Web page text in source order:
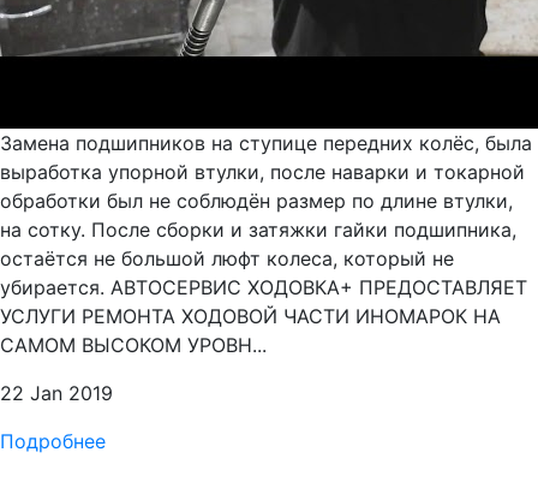
Замена подшипников на ступице передних колёс, была
выработка упорной втулки, после наварки и токарной
обработки был не соблюдён размер по длине втулки,
на сотку. После сборки и затяжки гайки подшипника,
остаётся не большой люфт колеса, который не
убирается. АВТОСЕРВИС ХОДОВКА+ ПРЕДОСТАВЛЯЕТ
УСЛУГИ РЕМОНТА ХОДОВОЙ ЧАСТИ ИНОМАРОК НА
САМОМ ВЫСОКОМ УРОВН...
22 Jan 2019
Подробнее